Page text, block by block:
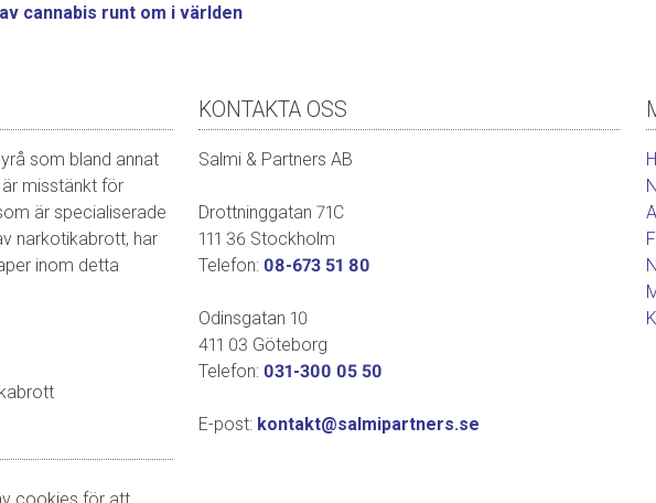
cannabis runt om i världen
som bland annat
är misstänkt för
är specialiserade
narkotikabrott, har
inom detta
KONTAKTA OSS
Salmi & Partners AB
Drottninggatan 71C
111 36 Stockholm
Telefon: 08-673 51 80
Odinsgatan 10
411 03 Göteborg
Telefon: 031-300 05 50
E-post: kontakt@salmipartners.se